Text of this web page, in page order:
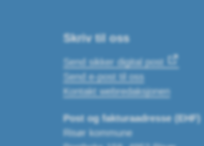
Skriv til oss
Send sikker digital post
Send e-post til oss
Kontakt webredaksjonen
Post og fakturaadresse (EHF)
Risør kommune